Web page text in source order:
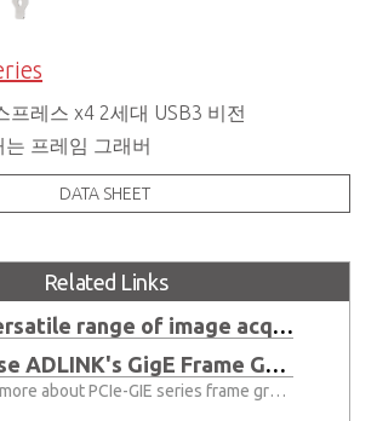
프레스 x4 2세대 USB3 비전
프레임 그래버
DATA SHEET
Related Links
See our versatile range of image acquisition options!
Why choose ADLINK's GigE Frame Grabber?
Click to learn more about PCIe-GIE series frame grabbers